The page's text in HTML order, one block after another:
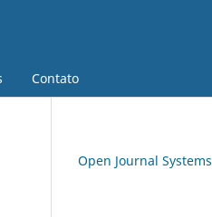
Contato
Open Journal Systems